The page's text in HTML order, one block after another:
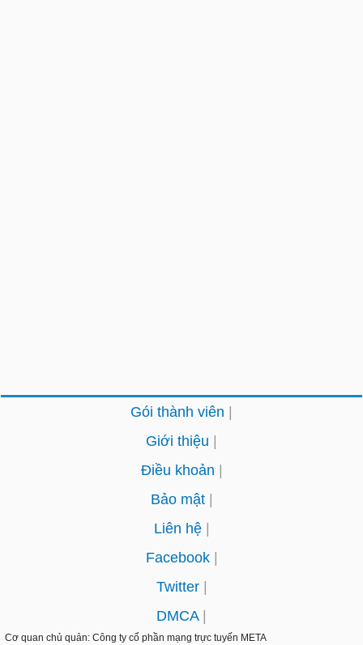
Gói thành viên
Giới thiệu
Điều khoản
Bảo mật
Liên hệ
Facebook
Twitter
DMCA
Cơ quan chủ quản: Công ty cổ phần mạng trực tuyến META